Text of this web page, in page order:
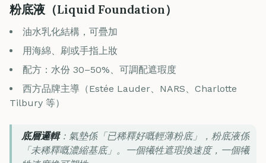
粉底液（Liquid Foundation）
油水乳化結構，可疊加
用海綿、刷或手指上妝
配方：水份 30–50%、可調配遮瑕度
西方品牌主導（Estée Lauder、NARS、Charlotte
Tilbury 等）
底層邏輯：氣墊係「已稀釋好嘅輕薄粉底」，粉底液係
「未稀釋嘅濃縮基底」。一個犧牲遮瑕換速度，一個犧